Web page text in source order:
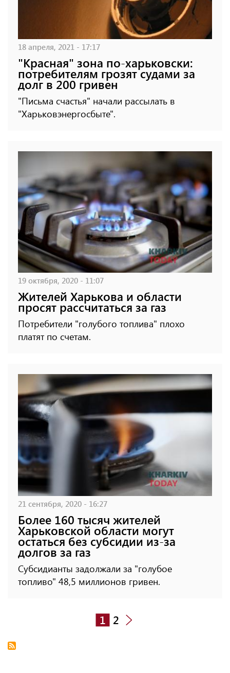
18 апреля, 2021 - 17:17
"Красная" зона по-харьковски:
потребителям грозят судами за
долг в 200 гривен
"Письма счастья" начали рассылать в
"Харьковэнергосбыте".
19 октября, 2020 - 11:07
Жителей Харькова и области
просят рассчитаться за газ
Потребители "голубого топлива" плохо
платят по счетам.
21 сентября, 2020 - 16:27
Более 160 тысяч жителей
Харьковской области могут
остаться без субсидии из-за
долгов за газ
Субсидианты задолжали за "голубое
топливо" 48,5 миллионов гривен.
1 2